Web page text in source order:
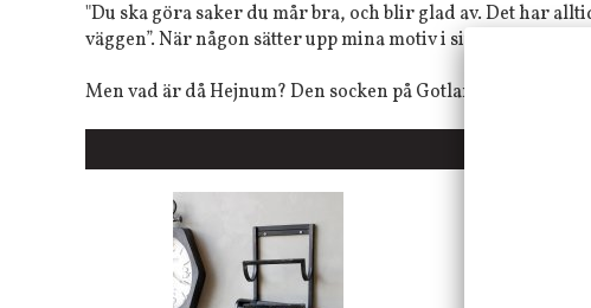
"Du ska göra saker du mår bra, och blir glad av. Det har
väggen”. När någon sätter upp mina motiv i sitt hem
Men vad är då Hejnum? Den socken på Gotland där